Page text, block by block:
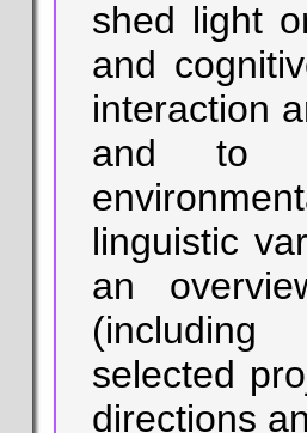
shed light
and
interaction
and to
linguistic
an
selected
directions